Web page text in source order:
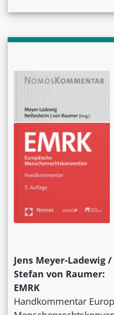
Jens Meyer-
Stefan von Raumer:
EMRK
Handkommentar